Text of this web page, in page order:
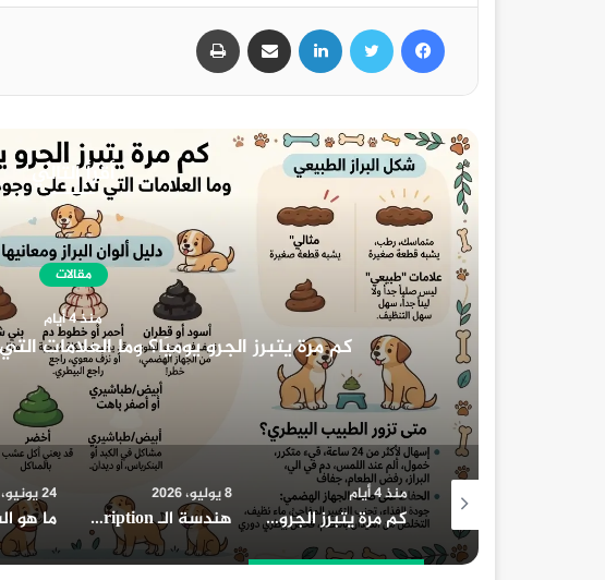
أقرأ التالي
مقالات
8 يوليو، 2026
والسيطرة على خوارزميات الـ SEO وأنظمة الذكاء الاصطناعي
8 يوليو، 2026
هندسة الـ Meta Description الاحترافي: الدليل الشامل لمضاعفة معدل النقر CTR والسيطرة على خوارزميات الـ SEO وأنظمة الذكاء الاصطناعي
24 يونيو، 2026
ما هو السيو SEO وكيف يعمل تحسين محركات البحث؟ دليل شامل للمبتدئين
22 يناير، 2026